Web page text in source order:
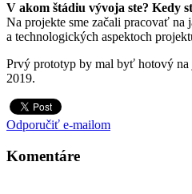
V akom štádiu vývoja ste? Kedy
Na projekte sme začali pracovať na
a technologických aspektoch
Prvý prototyp by mal byť hotový
2019.
Odporučiť e-mailom
Komentáre